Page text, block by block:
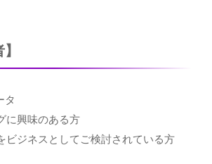
タ
に興味のある方
ビジネスとしてご検討されている方